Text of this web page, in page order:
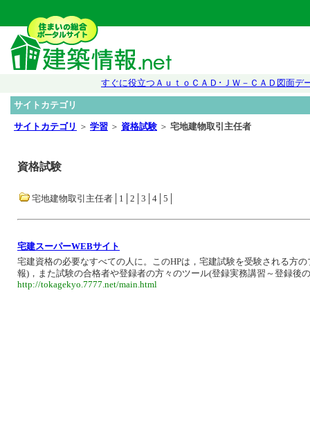
すぐに役立つＡｕｔｏＣＡＤ･ＪＷ－ＣＡＤ図面デ
サイトカテゴリ
サイトカテゴリ ＞ 学習 ＞ 資格試験 ＞ 宅地建物取引主任者
資格試験
宅地建物取引主任者│1│2│3│4│5│
宅建スーパーWEBサイト
宅建資格の必要なすべての人に。このHPは，宅建試験を受験される方
報)，また試験の合格者や登録者の方々のツール(登録実務講習～登録後
http://tokagekyo.7777.net/main.html